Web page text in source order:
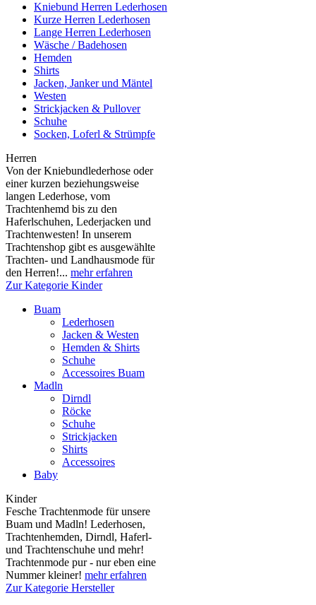
Kniebund Herren Lederhosen
Kurze Herren Lederhosen
Lange Herren Lederhosen
Wäsche / Badehosen
Hemden
Shirts
Jacken, Janker und Mäntel
Westen
Strickjacken & Pullover
Schuhe
Socken, Loferl & Strümpfe
Herren
Von der Kniebundlederhose oder
einer kurzen beziehungsweise
langen Lederhose, vom
Trachtenhemd bis zu den
Haferlschuhen, Lederjacken und
Trachtenwesten! In unserem
Trachtenshop gibt es ausgewählte
Trachten- und Landhausmode für
den Herren!... mehr erfahren
Zur Kategorie Kinder
Buam
Lederhosen
Jacken & Westen
Hemden & Shirts
Schuhe
Accessoires Buam
Madln
Dirndl
Röcke
Schuhe
Strickjacken
Shirts
Accessoires
Baby
Kinder
Fesche Trachtenmode für unsere
Buam und Madln! Lederhosen,
Trachtenhemden, Dirndl, Haferl-
und Trachtenschuhe und mehr!
Trachtenmode pur - nur eben eine
Nummer kleiner! mehr erfahren
Zur Kategorie Hersteller